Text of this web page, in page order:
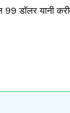
डॉलर यानी